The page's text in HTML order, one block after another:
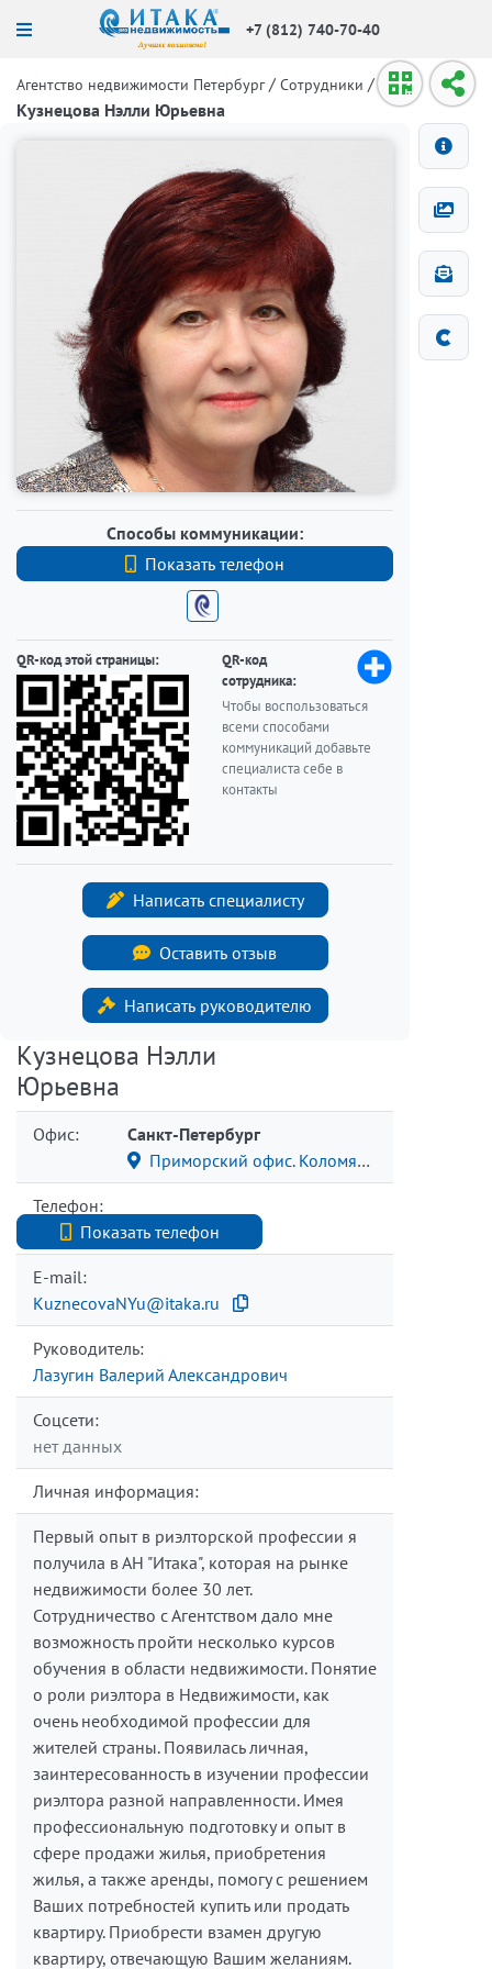
+7 (812) 740-70-40
Агентство недвижимости Петербург / Сотрудники /
Кузнецова Нэлли Юрьевна
Способы коммуникации:
Показать телефон
+7 (812) 342-95-95
QR-код этой страницы:
QR-код
сотрудника:
Чтобы воспользоваться
всеми способами
коммуникаций добавьте
специалиста себе в
контакты
Написать специалисту
Оставить отзыв
Написать руководителю
Кузнецова Нэлли
Юрьевна
Офис:
Санкт-Петербург
Приморский офис. Коломяжский пр., 15/2
Телефон:
Показать телефон
+7 (812) 342-95-95
E-mail:
KuznecovaNYu@itaka.ru
Руководитель:
Лазугин Валерий Александрович
Соцсети:
нет данных
Личная информация:
Первый опыт в риэлторской профессии я
получила в АН "Итака", которая на рынке
недвижимости более 30 лет.
Сотрудничество с Агентством дало мне
возможность пройти несколько курсов
обучения в области недвижимости. Понятие
о роли риэлтора в Недвижимости, как
очень необходимой профессии для
жителей страны. Появилась личная,
заинтересованность в изучении профессии
риэлтора разной направленности. Имея
профессиональную подготовку и опыт в
сфере продажи жилья, приобретения
жилья, а также аренды, помогу с решением
Ваших потребностей купить или продать
квартиру. Приобрести взамен другую
квартиру, отвечающую Вашим желаниям.